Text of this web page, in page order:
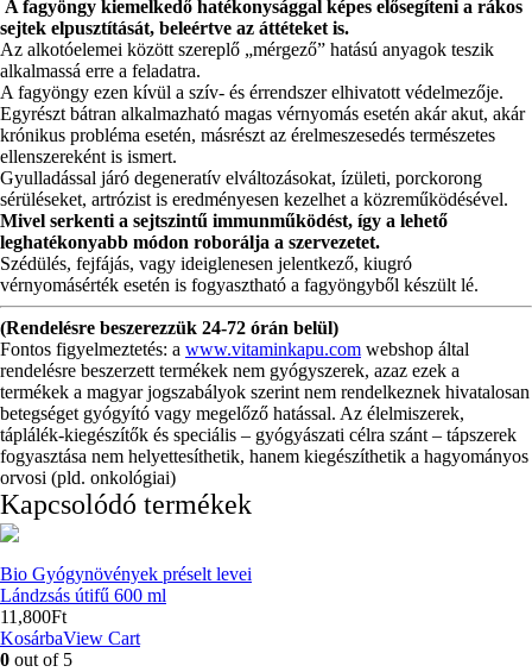
A fagyöngy kiemelkedő hatékonysággal képes elősegíteni a rákos
sejtek elpusztítását, beleértve az áttéteket is.
Az alkotóelemei között szereplő „mérgező” hatású anyagok teszik
alkalmassá erre a feladatra.
A fagyöngy ezen kívül a szív- és érrendszer elhivatott védelmezője.
Egyrészt bátran alkalmazható magas vérnyomás esetén akár akut, akár
krónikus probléma esetén, másrészt az érelmeszesedés természetes
ellenszereként is ismert.
Gyulladással járó degeneratív elváltozásokat, ízületi, porckorong
sérüléseket, artrózist is eredményesen kezelhet a közreműködésével.
Mivel serkenti a sejtszintű immunműködést, így a lehető
leghatékonyabb módon roborálja a szervezetet.
Szédülés, fejfájás, vagy ideiglenesen jelentkező, kiugró
vérnyomásérték esetén is fogyasztható a fagyöngyből készült lé.
(Rendelésre beszerezzük 24-72 órán belül)
Fontos figyelmeztetés: a www.vitaminkapu.com webshop által
rendelésre beszerzett termékek nem gyógyszerek, azaz ezek a
termékek a magyar jogszabályok szerint nem rendelkeznek hivatalosan
betegséget gyógyító vagy megelőző hatással. Az élelmiszerek,
táplálék-kiegészítők és speciális – gyógyászati célra szánt – tápszerek
fogyasztása nem helyettesíthetik, hanem kiegészíthetik a hagyományos
orvosi (pld. onkológiai)
Kapcsolódó termékek
Bio Gyógynövények préselt levei
Lándzsás útifű 600 ml
11,800Ft
KosárbaView Cart
0 out of 5